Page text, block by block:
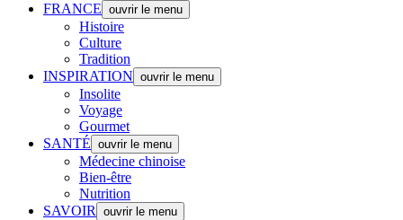
FRANCE ouvrir le menu
Histoire
Culture
Tradition
INSPIRATION ouvrir le menu
Insolite
Voyage
Gourmet
SANTÉ ouvrir le menu
Médecine chinoise
Bien-être
Nutrition
SAVOIR
ouvrir le menu